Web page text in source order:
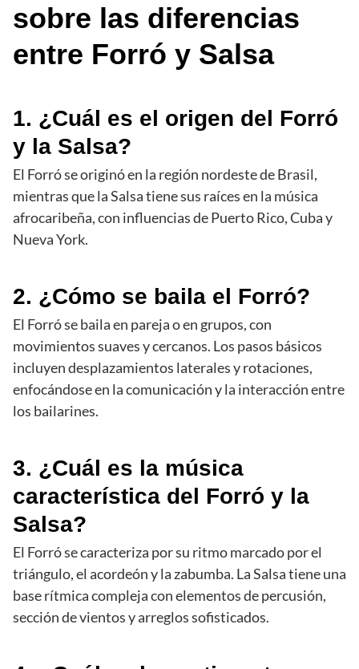
sobre las diferencias
entre Forró y Salsa
1. ¿Cuál es el origen del Forró
y la Salsa?
El Forró se originó en la región nordeste de Brasil,
mientras que la Salsa tiene sus raíces en la música
afrocaribeña, con influencias de Puerto Rico, Cuba y
Nueva York.
2. ¿Cómo se baila el Forró?
El Forró se baila en pareja o en grupos, con
movimientos suaves y cercanos. Los pasos básicos
incluyen desplazamientos laterales y rotaciones,
enfocándose en la comunicación y la interacción entre
los bailarines.
3. ¿Cuál es la música
característica del Forró y la
Salsa?
El Forró se caracteriza por su ritmo marcado por el
triángulo, el acordeón y la zabumba. La Salsa tiene una
base rítmica compleja con elementos de percusión,
sección de vientos y arreglos sofisticados.